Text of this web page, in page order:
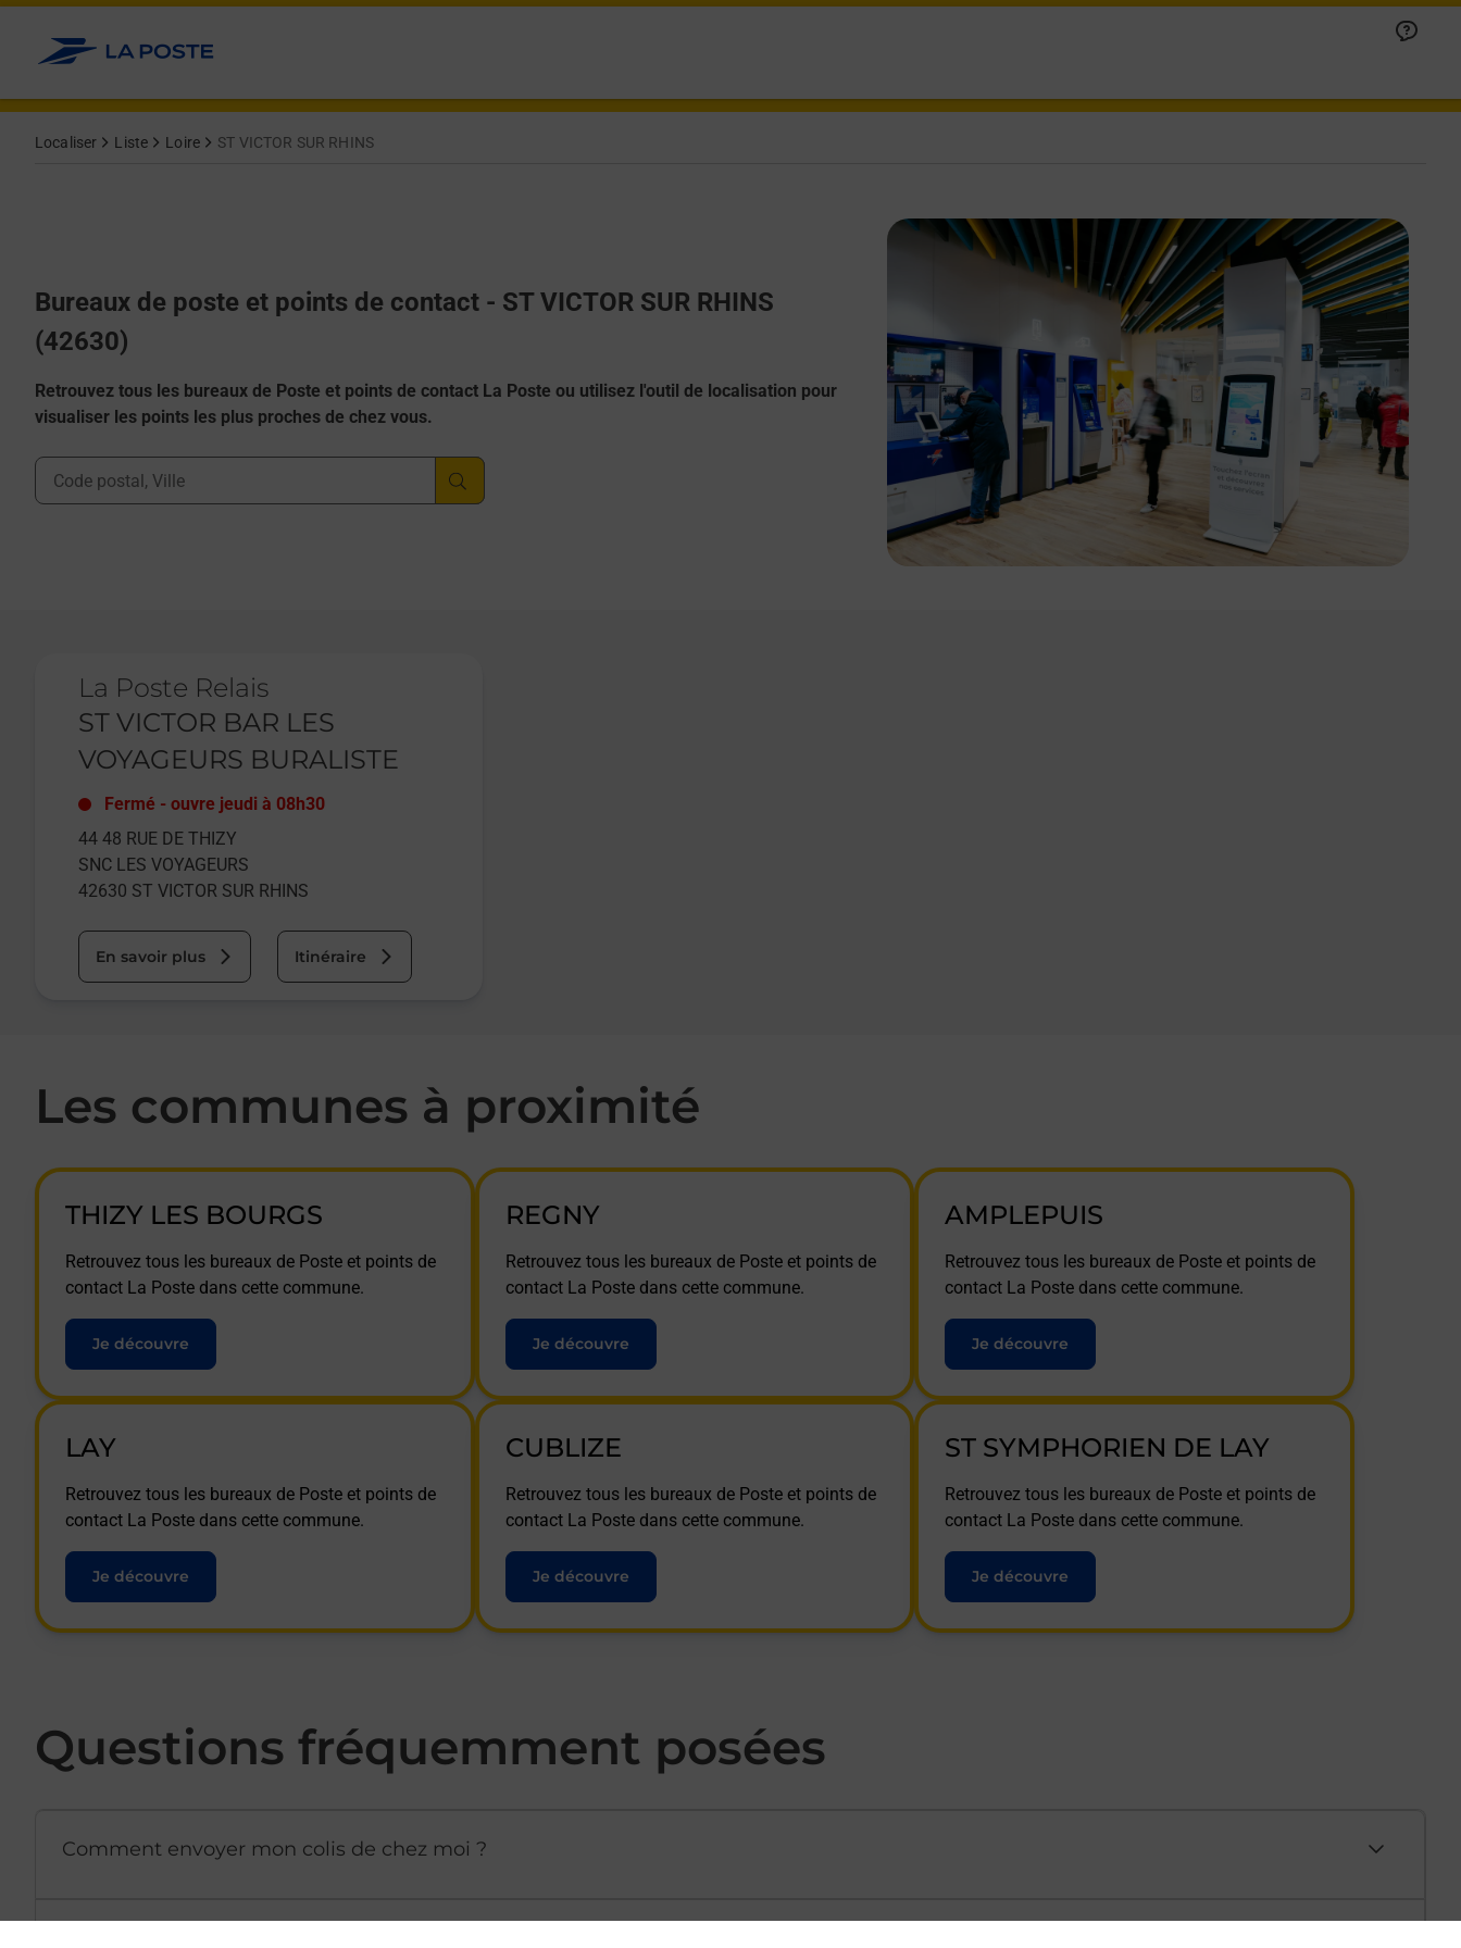
Allez au contenu
Localiser Liste Loire ST VICTOR SUR RHINS
Bureaux de poste et points de contact - ST VICTOR SUR RHINS
(42630)
Retrouvez tous les bureaux de Poste et points de contact La Poste ou utilisez l'outil de localisation pour
visualiser les points les plus proches de chez vous.
Ville, Département, Code Postal
La Poste Relais
ST VICTOR BAR LES
VOYAGEURS BURALISTE
Fermé - ouvre jeudi à 08h30
44 48 RUE DE THIZY
SNC LES VOYAGEURS
42630 ST VICTOR SUR RHINS
En savoir plus Itinéraire
Les communes à proximité
THIZY LES BOURGS
Retrouvez tous les bureaux de Poste et points de
contact La Poste dans cette commune.
Je découvre
REGNY
Retrouvez tous les bureaux de Poste et points de
contact La Poste dans cette commune.
Je découvre
AMPLEPUIS
Retrouvez tous les bureaux de Poste et points de
contact La Poste dans cette commune.
Je découvre
LAY
Retrouvez tous les bureaux de Poste et points de
contact La Poste dans cette commune.
Je découvre
CUBLIZE
Retrouvez tous les bureaux de Poste et points de
contact La Poste dans cette commune.
Je découvre
ST SYMPHORIEN DE LAY
Retrouvez tous les bureaux de Poste et points de
contact La Poste dans cette commune.
Je découvre
Questions fréquemment posées
Comment envoyer mon colis de chez moi ?
Afficher ou masquer la réponse
Afficher ou masquer la réponse
Afficher ou masquer la réponse
Afficher ou masquer la réponse
Afficher ou masquer la réponse